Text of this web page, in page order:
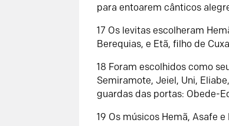
para entoarem cânticos
17 Os levitas escolheram
Berequias, e Etã, filho de
18 Foram escolhidos como
Semiramote, Jeiel, Uni,
guardas das portas: Obede-
19 Os músicos Hemã, Asafe